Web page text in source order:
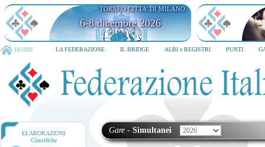
TORNEO CITTA' DI MILANO
6-8 dicembre 2026
HOME LA FEDERAZIONE IL BRIDGE ALBI e REGISTRI PUNTI
ELABORAZIONI
Classifiche
Gare - Simultanei